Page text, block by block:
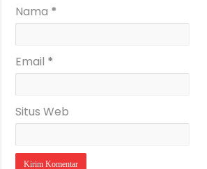
Nama *
Email *
Situs Web